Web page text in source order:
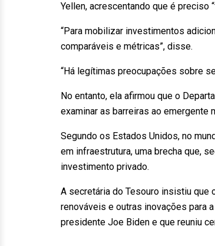
Yellen, acrescentando que é preciso
“Para mobilizar investimentos
comparáveis e métricas”, disse.
“Há legítimas preocupações sobre
No entanto, ela afirmou que o
examinar as barreiras ao emergente
Segundo os Estados Unidos, no
em infraestrutura, uma brecha que,
investimento privado.
A secretária do Tesouro insistiu que
renováveis e outras inovações para
presidente Joe Biden e que reuniu